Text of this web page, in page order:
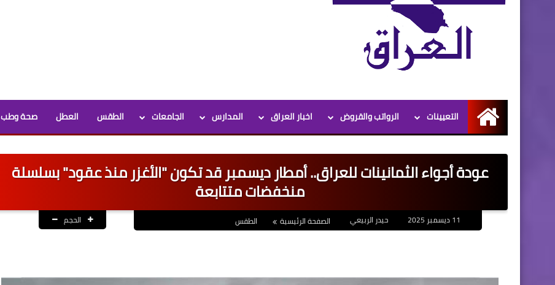
الرئيسية
التعيينات الرواتب والقروض اخبار العراق المدارس الجامعات الطقس العطل صحة وطب
عودة أجواء الثمانينات للعراق.. أمطار ديسمبر قد تكون "الأغزر منذ عقود" بسلسلة
منخفضات متتابعة
حيدر الربيعي الصفحة الرئيسية الطقس الحجم